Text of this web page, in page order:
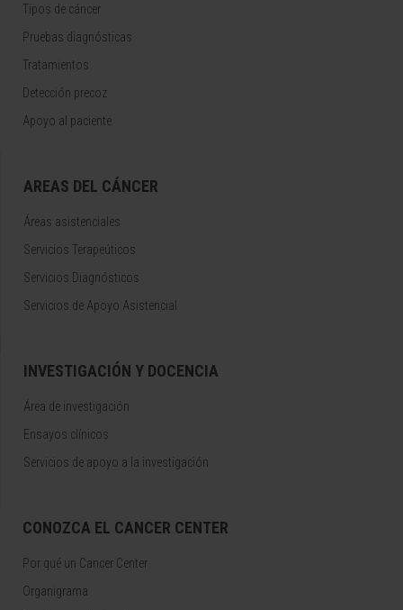
Tipos de cáncer
Pruebas diagnósticas
Tratamientos
Detección precoz
Apoyo al paciente
AREAS DEL CÁNCER
Áreas asistenciales
Servicios Terapeúticos
Servicios Diagnósticos
Servicios de Apoyo Asistencial
INVESTIGACIÓN Y DOCENCIA
Área de investigación
Ensayos clínicos
Servicios de apoyo a la investigación
CONOZCA EL CANCER CENTER
Por qué un Cancer Center
Organigrama